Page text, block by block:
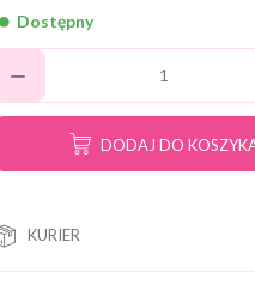
Dostępny
DODAJ DO
KURIER